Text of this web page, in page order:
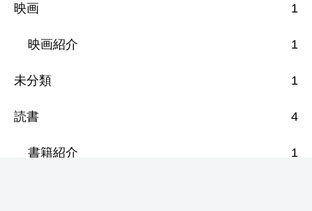
映画 1
映画紹介 1
未分類 1
読書 4
書籍紹介 1